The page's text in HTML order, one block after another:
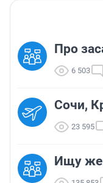
Про
6 503
Сочи,
23 595
Ищу